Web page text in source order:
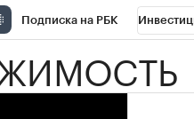
Подписка на РБК
РБК Вино Спорт Школа